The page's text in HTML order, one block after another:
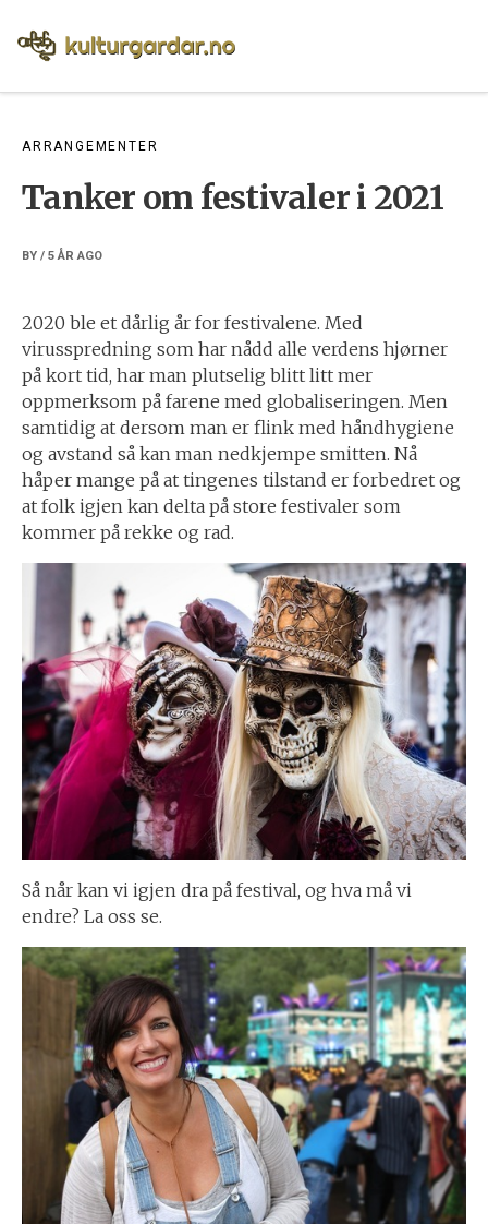
content
ARRANGEMENTER
Tanker om festivaler i 2021
BY / 5 ÅR AGO
2020 ble et dårlig år for festivalene. Med
virusspredning som har nådd alle verdens hjørner
på kort tid, har man plutselig blitt litt mer
oppmerksom på farene med globaliseringen. Men
samtidig at dersom man er flink med håndhygiene
og avstand så kan man nedkjempe smitten. Nå
håper mange på at tingenes tilstand er forbedret og
at folk igjen kan delta på store festivaler som
kommer på rekke og rad.
Så når kan vi igjen dra på festival, og hva må vi
endre? La oss se.